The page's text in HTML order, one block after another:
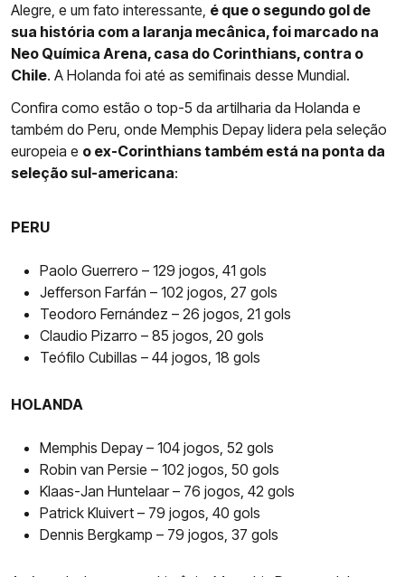
Alegre, e um fato interessante, é que o segundo gol de
sua história com a laranja mecânica, foi marcado na
Neo Química Arena, casa do Corinthians, contra o
Chile. A Holanda foi até as semifinais desse Mundial.
Confira como estão o top-5 da artilharia da Holanda e
também do Peru, onde Memphis Depay lidera pela seleção
europeia e o ex-Corinthians também está na ponta da
seleção sul-americana:
PERU
Paolo Guerrero – 129 jogos, 41 gols
Jefferson Farfán – 102 jogos, 27 gols
Teodoro Fernández – 26 jogos, 21 gols
Claudio Pizarro – 85 jogos, 20 gols
Teófilo Cubillas – 44 jogos, 18 gols
HOLANDA
Memphis Depay – 104 jogos, 52 gols
Robin van Persie – 102 jogos, 50 gols
Klaas-Jan Huntelaar – 76 jogos, 42 gols
Patrick Kluivert – 79 jogos, 40 gols
Dennis Bergkamp – 79 jogos, 37 gols